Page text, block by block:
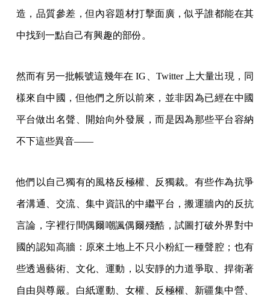
造，品質參差，但內容題材打擊面廣，似乎誰都能在其
中找到一點自己有興趣的部份。
然而有另一批帳號這幾年在 IG、Twitter 上大量出現，同
樣來自中國，但他們之所以前來，並非因為已經在中國
平台做出名聲、開始向外發展，而是因為那些平台容納
不下這些異音——
他們以自己獨有的風格反極權、反獨裁。有些作為抗爭
者溝通、交流、集中資訊的中繼平台，搬運牆內的反抗
言論，字裡行間偶爾嘲諷偶爾殘酷，試圖打破外界對中
國的認知高牆：原來土地上不只小粉紅一種聲腔；也有
些透過藝術、文化、運動，以安靜的力道爭取、捍衛著
自由與尊嚴。白紙運動、女權、反極權、新疆集中營、